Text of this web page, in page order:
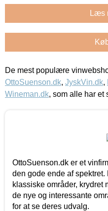
Læs
De mest populære
OttoSuenson.dk, JyskVin.dk,
Wineman.dk, som alle har et
OttoSuenson.dk er et
den gode ende af
klassiske områder, krydret
de nye og interessante
for at se deres udvalg.